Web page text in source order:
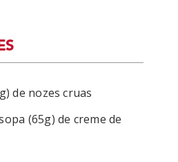
de nozes cruas
(65g) de creme de